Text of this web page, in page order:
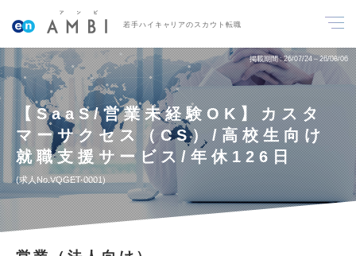
若手ハイキャリアのスカウト転職
掲載期間 26/07/24～26/08/06
【SaaS/営業未経験OK】カスタ
マーサクセス（CS）/高校生向け
就職支援サービス/年休126日
求人No.VQGET-0001